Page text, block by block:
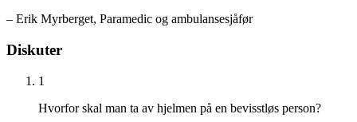
– Erik Myrberget, Paramedic og ambulansesjåfør
Diskuter
1
Hvorfor skal man ta av hjelmen på en bevisstløs person?